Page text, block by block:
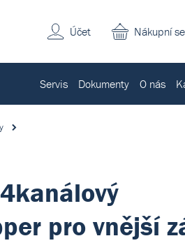
Nákupní
Účet
Servis Dokumenty O nás
pro vnější